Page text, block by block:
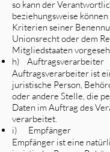
so kann der
beziehungsweise
Kriterien seiner
Unionsrecht oder dem
Mitgliedstaaten
h) Auftragsverarbeiter
Auftragsverarbeiter ist
juristische Person,
oder andere Stelle, die
Daten im Auftrag des
verarbeitet.
i) Empfänger
Empfänger ist eine